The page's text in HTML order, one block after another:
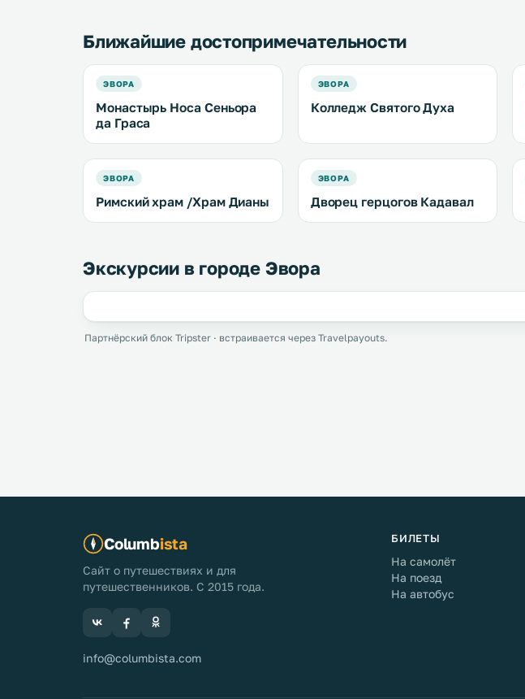
Ближайшие достопримечательности
ЭВОРА
Монастырь Носа Сеньора
да Граса
ЭВОРА
Колледж Святого Духа
ЭВОРА
Римский храм /Храм Дианы
ЭВОРА
Дворец герцогов Кадавал
Экскурсии в городе Эвора
Партнёрский блок Tripster · встраивается через Travelpayouts.
Columbista
Сайт о путешествиях и для
путешественников. С 2015 года.
info@columbista.com
БИЛЕТЫ
На самолёт
На поезд
На автобус